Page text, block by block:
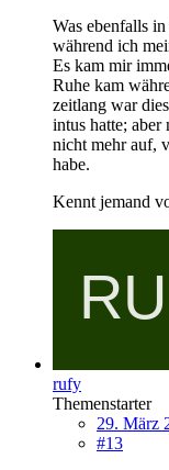
Was ebenfalls
während ich
Es kam mir
Ruhe kam
zeitlang war
intus hatte; aber
nicht mehr auf,
habe.
Kennt jemand
rufy
Themenstarter
29. März
#13